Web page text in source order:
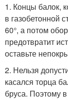
1. Концы балок,
в газобетонной
60°, а потом
предотвратит
оставьте
2. Нельзя
касался торца
бруса. Поэтому